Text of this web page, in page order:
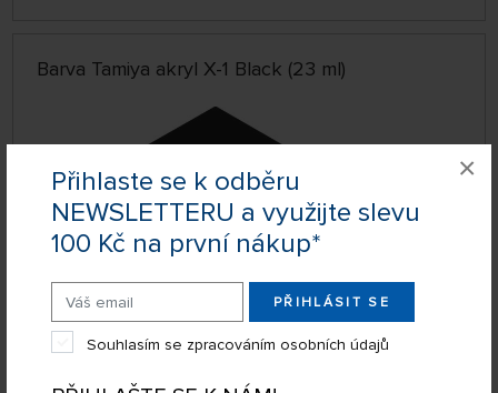
Přihlaste se k odběru
NEWSLETTERU a využijte slevu
100 Kč na první nákup*
PŘIHLÁSIT SE
Souhlasím se zpracováním osobních údajů
×
Barva Tamiya akryl X-1 Black (23 ml)
SKLADEM NAD 5 KS